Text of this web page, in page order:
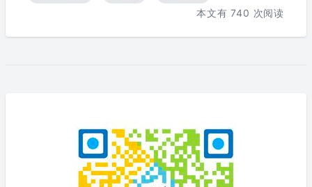
本文有740 次阅读